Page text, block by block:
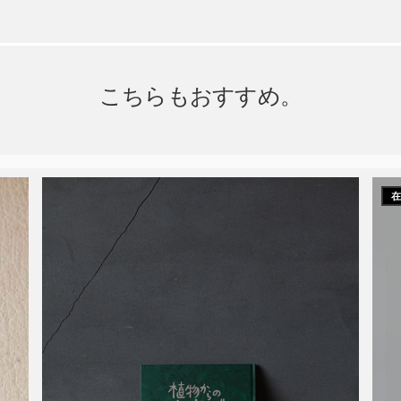
こちらもおすすめ。